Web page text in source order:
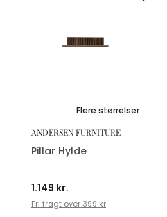
Flere størrelser
ANDERSEN FURNITURE
Pillar Hylde
1.149 kr.
Fri fragt over 399 kr